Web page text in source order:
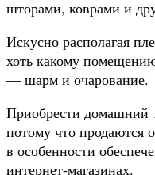
шторами, коврами и
Искусно располагая
хоть какому
— шарм и очарование.
Приобрести домашний
потому что продаются
в особенности
интернет-магазинах.